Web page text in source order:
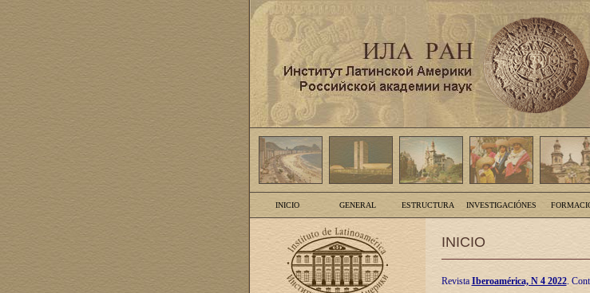
INICIO GENERAL ESTRUCTURA INVESTIGACIÓNES
INICIO
Revista Iberoamérica, N 4 2022.